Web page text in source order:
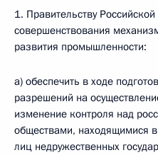
1. Правительству
совершенствования
развития промышленности:
а) обеспечить в ходе
разрешений на
изменение контроля над
обществами, находящимися в
лиц недружественных